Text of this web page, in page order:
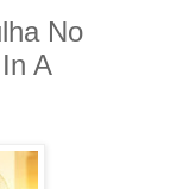
No
A